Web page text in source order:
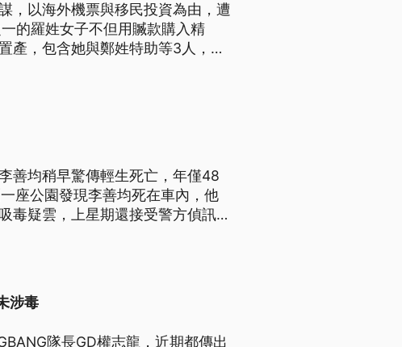
，以海外機票與移民投資為由，遭
的羅姓女子不但用贓款購入精
產，包含她與鄭姓特助等3人，日
善均稍早驚傳輕生死亡，年僅48
座公園發現李善均死在車內，他
毒疑雲，上星期還接受警方偵訊，
涉毒
隊長GD權志龍，近期都傳出